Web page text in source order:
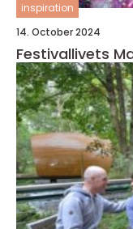
inspiration
14. October 2024
Festivallivets